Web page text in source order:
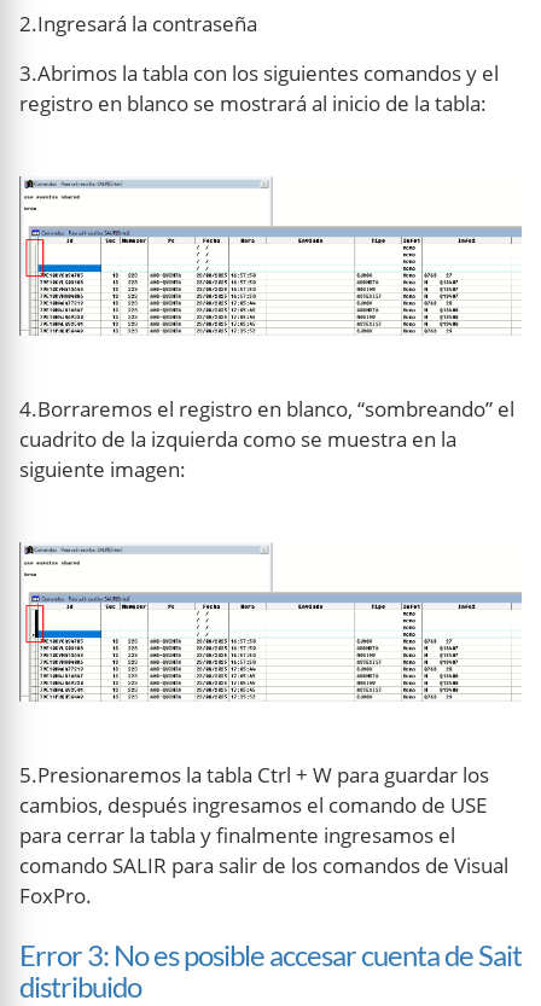
2.Ingresará la contraseña
3.Abrimos la tabla con los siguientes comandos y el
registro en blanco se mostrará al inicio de la tabla:
4.Borraremos el registro en blanco, “sombreando” el
cuadrito de la izquierda como se muestra en la
siguiente imagen:
5.Presionaremos la tabla Ctrl + W para guardar los
cambios, después ingresamos el comando de USE
para cerrar la tabla y finalmente ingresamos el
comando SALIR para salir de los comandos de Visual
FoxPro.
Error 3: No es posible accesar cuenta de Sait
distribuido